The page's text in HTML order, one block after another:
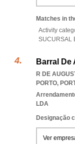
Matches in
Activity
SUCURSAL
Barral De
R DE
PORTO,
LDA
Designação
Ver